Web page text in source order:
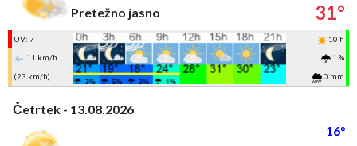
Pretežno jasno
31°
UV: 7
10 h
11 km/h
1 %
(23 km/h)
0 mm
Četrtek - 13.08.2026
16°